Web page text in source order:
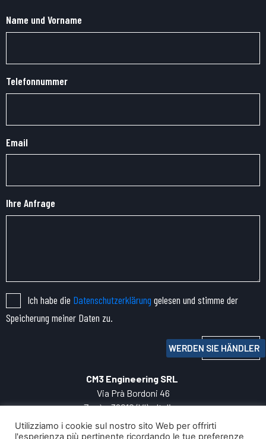
WERDEN SIE HÄNDLER
Name und Vorname
Telefonnummer
Email
Ihre Anfrage
Ich habe die Datenschutzerklärung gelesen und stimme der
Speicherung meiner Daten zu.
Senden
CM3 Engineering SRL
Via Prà Bordoni 46
Zanè – 36010 (VI) – Italien
TEL: +39 0445.060050
P.IVA: 04271800247
Utilizziamo i cookie sul nostro sito Web per offrirti
l'esperienza più pertinente ricordando le tue preferenze